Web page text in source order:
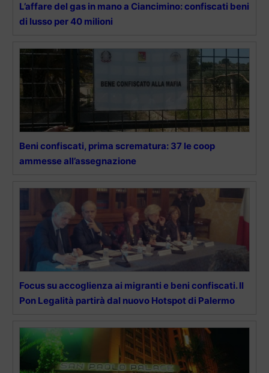
L’affare del gas in mano a Ciancimino: confiscati beni
di lusso per 40 milioni
Beni confiscati, prima scrematura: 37 le coop
ammesse all’assegnazione
Focus su accoglienza ai migranti e beni confiscati. Il
Pon Legalità partirà dal nuovo Hotspot di Palermo